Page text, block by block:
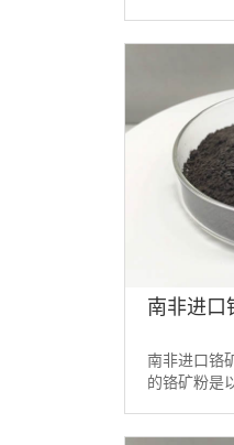
南非进口
南非进口铬
的铬矿粉是